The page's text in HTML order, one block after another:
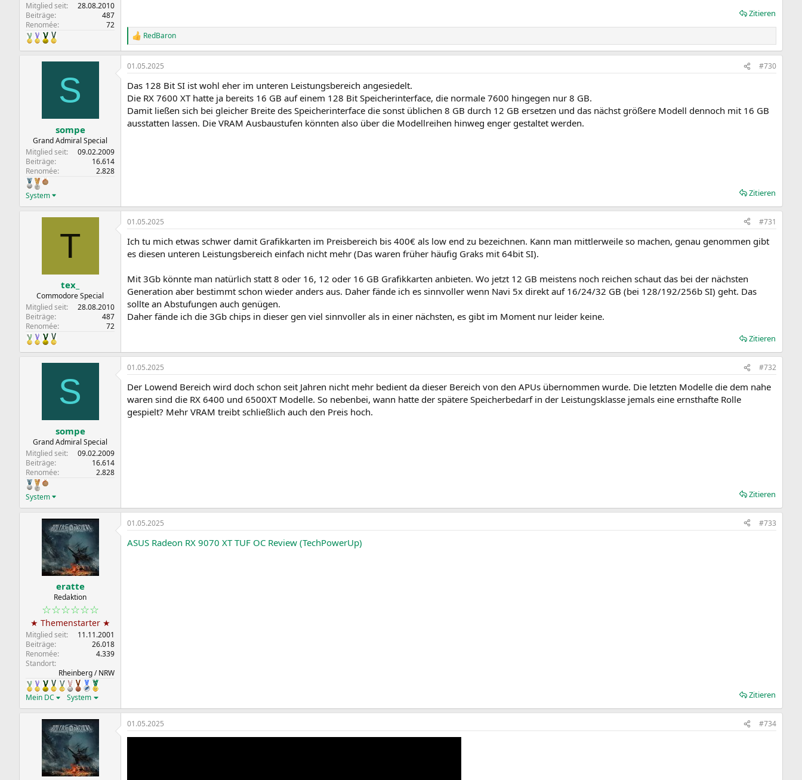
Mitglied seit
28.08.2010
Beiträge
487
Renomée
72
Zitieren
R
e
a
k
i
o
n
e
n
RedBaron
S
sompe
Grand Admiral Special
Mitglied seit
09.02.2009
Beiträge
16.614
Renomée
2.828
System
01.05.2025 #730
Das 128 Bit SI ist wohl eher im unteren Leistungsbereich angesiedelt.
Die RX 7600 XT hatte ja bereits 16 GB auf einem 128 Bit Speicherinterface, die normale 7600 hingegen nur 8 GB.
Damit ließen sich bei gleicher Breite des Speicherinterface die sonst üblichen 8 GB durch 12 GB ersetzen und das nächst größere Modell dennoch mit 16 GB
ausstatten lassen. Die VRAM Ausbaustufen könnten also über die Modellreihen hinweg enger gestaltet werden.
Zitieren
T
tex_
Commodore Special
Mitglied seit
28.08.2010
Beiträge
487
Renomée
72
01.05.2025 #731
Ich tu mich etwas schwer damit Grafikkarten im Preisbereich bis 400€ als low end zu bezeichnen. Kann man mittlerweile so machen, genau genommen gibt
es diesen unteren Leistungsbereich einfach nicht mehr (Das waren früher häufig Graks mit 64bit SI).
Mit 3Gb könnte man natürlich statt 8 oder 16, 12 oder 16 GB Grafikkarten anbieten. Wo jetzt 12 GB meistens noch reichen schaut das bei der nächsten
Generation aber bestimmt schon wieder anders aus. Daher fände ich es sinnvoller wenn Navi 5x direkt auf 16/24/32 GB (bei 128/192/256b SI) geht. Das
sollte an Abstufungen auch genügen.
Daher fände ich die 3Gb chips in dieser gen viel sinnvoller als in einer nächsten, es gibt im Moment nur leider keine.
Zitieren
S
sompe
Grand Admiral Special
Mitglied seit
09.02.2009
Beiträge
16.614
Renomée
2.828
System
01.05.2025 #732
Der Lowend Bereich wird doch schon seit Jahren nicht mehr bedient da dieser Bereich von den APUs übernommen wurde. Die letzten Modelle die dem nahe
waren sind die RX 6400 und 6500XT Modelle. So nebenbei, wann hatte der spätere Speicherbedarf in der Leistungsklasse jemals eine ernsthafte Rolle
gespielt? Mehr VRAM treibt schließlich auch den Preis hoch.
Zitieren
eratte
Redaktion
☆☆☆☆☆☆
★ Themenstarter ★
Mitglied seit
11.11.2001
Beiträge
26.018
Renomée
4.339
Standort
Rheinberg / NRW
Mein DC System
01.05.2025 #733
ASUS Radeon RX 9070 XT TUF OC Review (TechPowerUp)
Zitieren
01.05.2025 #734